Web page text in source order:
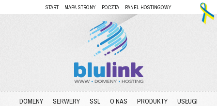
START MAPA STRONY POCZTA PANEL HOSTINGOWY
DOMENY SERWERY SSL O NAS PRODUKTY
USŁUGI